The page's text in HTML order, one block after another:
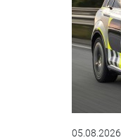
05.08.2026